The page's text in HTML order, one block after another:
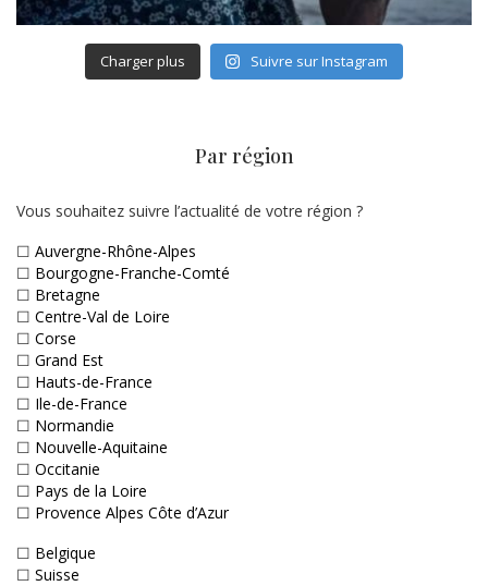
Charger plus Suivre sur Instagram
Par région
Vous souhaitez suivre l’actualité de votre région ?
☐ Auvergne-Rhône-Alpes
☐ Bourgogne-Franche-Comté
☐ Bretagne
☐ Centre-Val de Loire
☐ Corse
☐ Grand Est
☐ Hauts-de-France
☐ Ile-de-France
☐ Normandie
☐ Nouvelle-Aquitaine
☐ Occitanie
☐ Pays de la Loire
☐ Provence Alpes Côte d’Azur
☐ Belgique
☐ Suisse